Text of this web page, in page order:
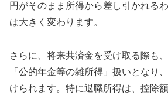
円がそのまま所得から差し引かれる
は大きく変わります。
さらに、将来共済金を受け取る際も
「公的年金等の雑所得」扱いとなり
けられます。特に退職所得は、控除